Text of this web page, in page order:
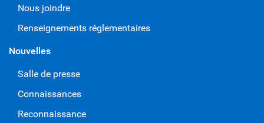
Nous joindre
Renseignements réglementaires
Nouvelles
Salle de presse
Connaissances
Reconnaissance